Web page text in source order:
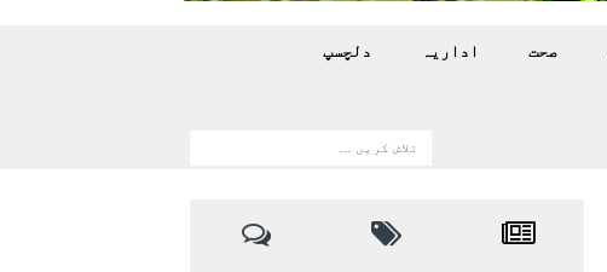
صحت اداريہ دلچسپ